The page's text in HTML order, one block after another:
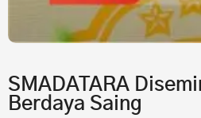
SMADATARA
Berdaya Saing